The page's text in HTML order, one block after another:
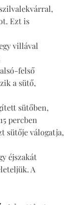
Ezt is
villával
felső
a sütő,
sütőben,
percben
sütője válogatja,
éjszakát
A